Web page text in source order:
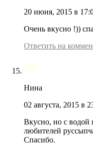
20 июня, 2015 в
Очень вкусно !))
Ответить на
Нина
02 августа, 2015 в
Вкусно, но с водой
любителей
Спасибо.